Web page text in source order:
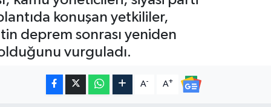
konuşan yetkililer,
deprem sonrası yeniden
vurguladı.
A- A+